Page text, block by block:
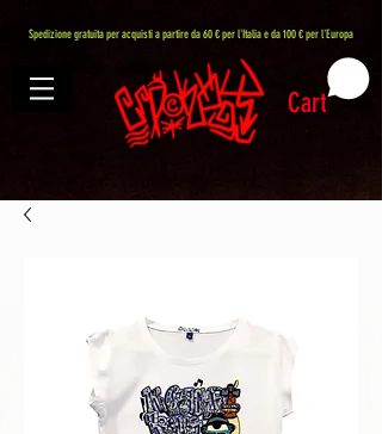
Spedizione gratuita per acquisti a partire da 60 € per l'Italia e da 100 € per l'Europa
Cart